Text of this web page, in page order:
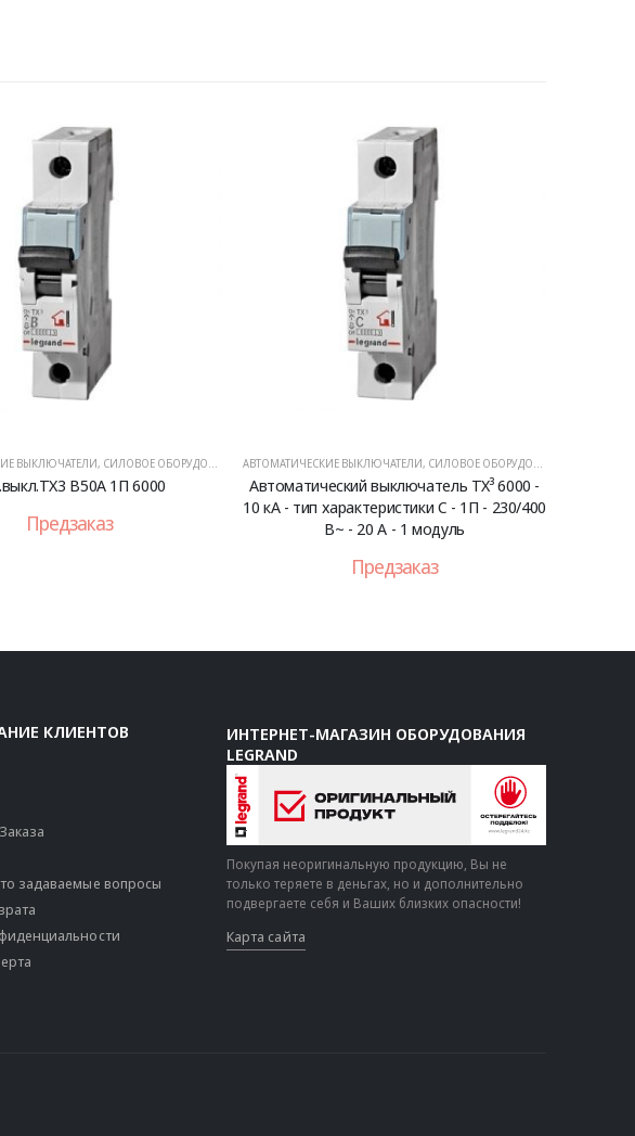
ВЫКЛЮЧАТЕЛИ, СИЛОВОЕ ОБОРУДОВАНИЕ
B50A 1П 6000
Предзаказ
АВТОМАТИЧЕСКИЕ ВЫКЛЮЧАТЕЛИ, СИЛОВОЕ ОБОРУДОВАНИЕ
Автоматический выключатель TX³ 6000 -
10 кА - тип характеристики C - 1П - 230/400
В~ - 20 А - 1 модуль
Предзаказ
КЛИЕНТОВ
задаваемые вопросы
ИНТЕРНЕТ-МАГАЗИН ОБОРУДОВАНИЯ
LEGRAND
Покупая неоригинальную продукцию, Вы не
только теряете в деньгах, но и дополнительно
подвергаете себя и Ваших близких опасности!
Карта сайта